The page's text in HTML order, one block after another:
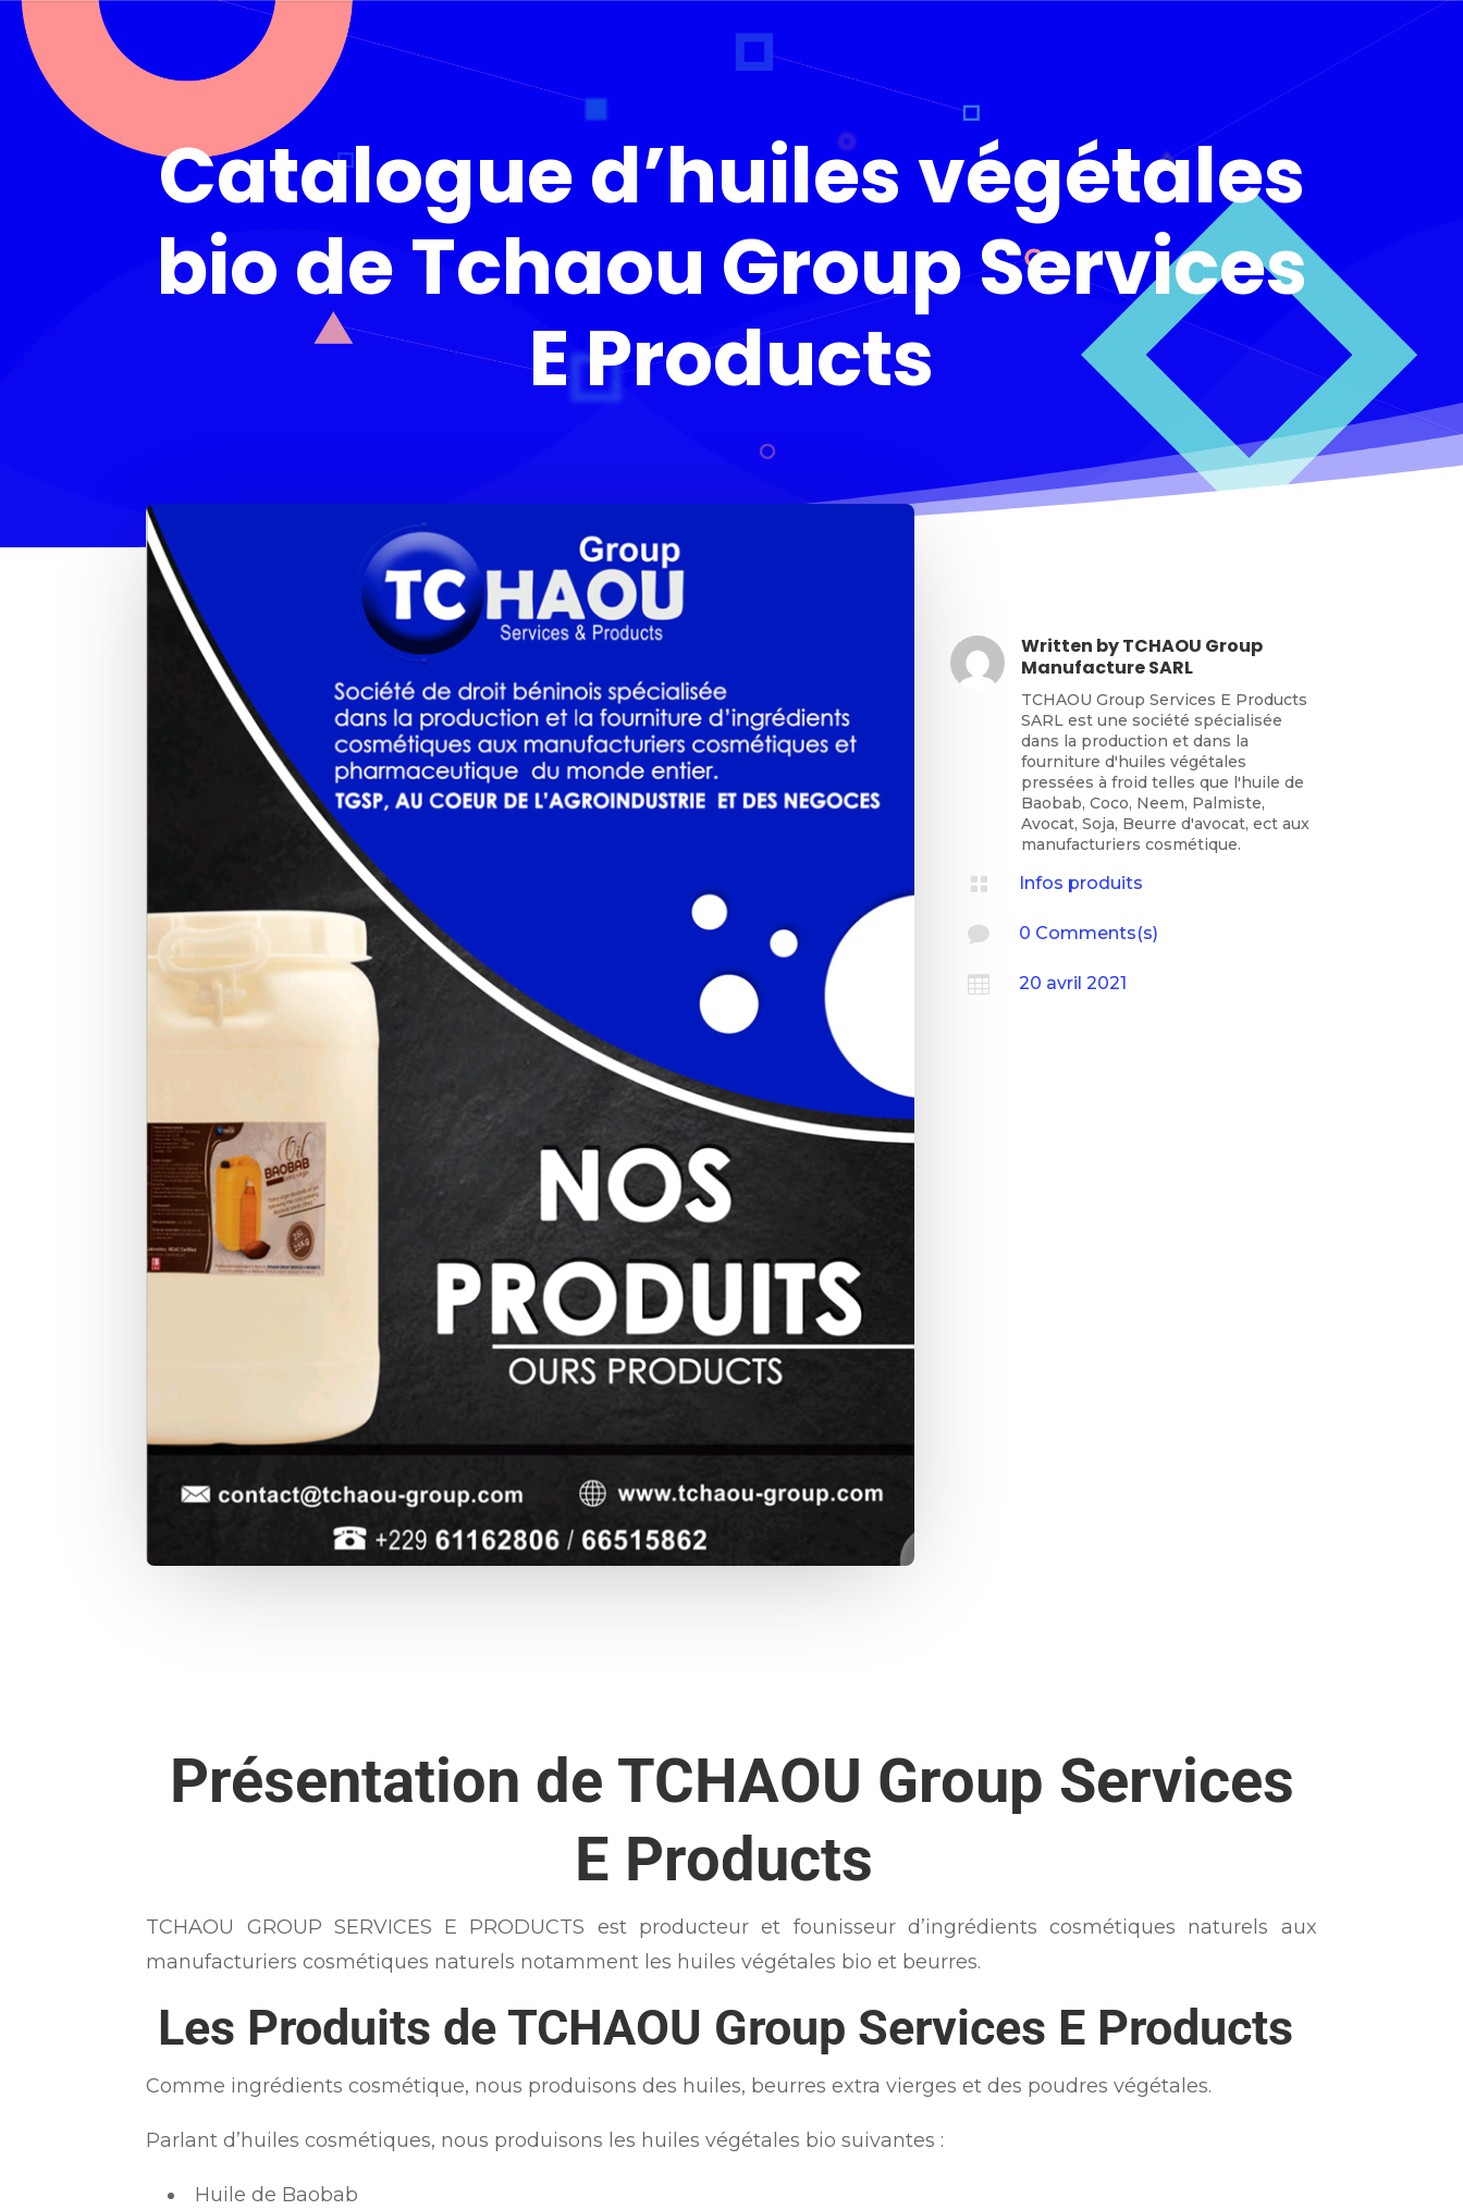
Catalogue d’huiles végétales
bio de Tchaou Group Services
E Products
Written byTCHAOU Group
Manufacture SARL
TCHAOU Group Services E Products
SARL est une société spécialisée
dans la production et dans la
fourniture d'huiles végétales
pressées à froid telles que l'huile de
Baobab, Coco, Neem, Palmiste,
Avocat, Soja, Beurre d'avocat, ect aux
manufacturiers cosmétique.
 Infos produits
 0 Comments(s)
 20 avril 2021
Présentation de TCHAOU Group Services
E Products
TCHAOU GROUP SERVICES E PRODUCTS est producteur et founisseur d’ingrédients cosmétiques naturels aux
manufacturiers cosmétiques naturels notamment les huiles végétales bio et beurres.
Les Produits de TCHAOU Group Services E Products
Comme ingrédients cosmétique, nous produisons des huiles, beurres extra vierges et des poudres végétales.
Parlant d’huiles cosmétiques, nous produisons les huiles végétales bio suivantes :
Huile de Baobab